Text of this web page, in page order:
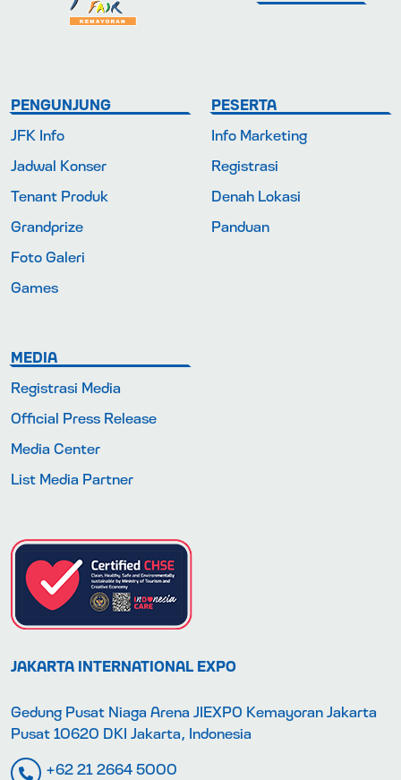
PENGUNJUNG
JFK Info
Jadwal Konser
Tenant Produk
Grandprize
Foto Galeri
Games
PESERTA
Info Marketing
Registrasi
Denah Lokasi
Panduan
MEDIA
Registrasi Media
Official Press Release
Media Center
List Media Partner
JAKARTA INTERNATIONAL EXPO
Gedung Pusat Niaga Arena JIEXPO Kemayoran Jakarta
Pusat 10620 DKI Jakarta, Indonesia
+62 21 2664 5000